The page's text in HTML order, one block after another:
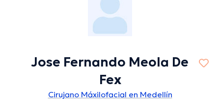
Jose Fernando Meola De
Fex
Cirujano Máxilofacial en Medellín